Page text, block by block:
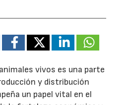
vivos es una parte
y distribución
un papel vital en el